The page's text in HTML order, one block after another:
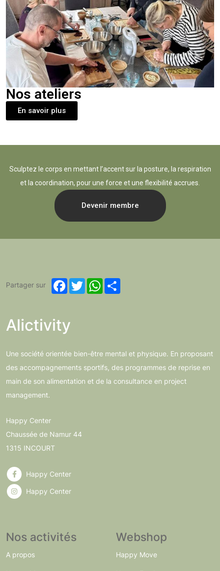
Nos ateliers
En savoir plus
Sculptez le corps en mettant l’accent sur la posture, la respiration
et la coordination, pour une force et une flexibilité accrues.
Devenir membre
Partager sur Facebook
TwitterWhatsApp
Alictivity
Une société orientée bien-être mental et physique. En proposant
des accompagnements sportifs, des programmes de reprise en
main de son alimentation et de la consultance en project
management.
Happy Center
Chaussée de Namur 44
1315 INCOURT
Happy Center
Happy Center
Nos activités
A propos
Webshop
Happy Move